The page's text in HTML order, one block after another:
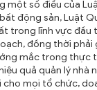
một số điều của
động sản, Luật
trong lĩnh vực đầu
đồng thời phải
mắc trong thực
quả quản lý nhà
mọi tổ chức,